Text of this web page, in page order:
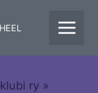
ry